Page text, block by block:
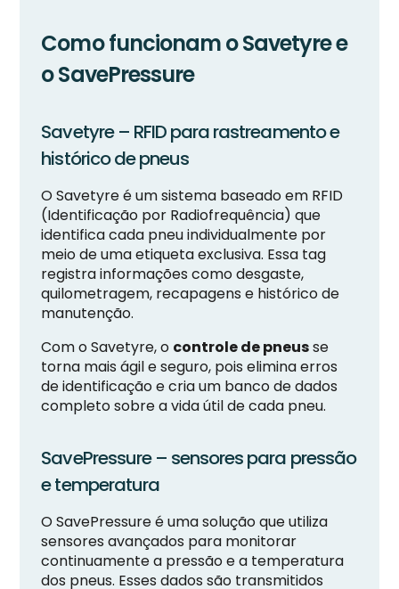
Como funcionam o Savetyre e
o SavePressure
Savetyre – RFID para rastreamento e
histórico de pneus
O Savetyre é um sistema baseado em RFID
(Identificação por Radiofrequência) que
identifica cada pneu individualmente por
meio de uma etiqueta exclusiva. Essa tag
registra informações como desgaste,
quilometragem, recapagens e histórico de
manutenção.
Com o Savetyre, o controle de pneusse
torna mais ágil e seguro, pois elimina erros
de identificação e cria um banco de dados
completo sobre a vida útil de cada pneu.
SavePressure – sensores para pressão
e temperatura
O SavePressure é uma solução que utiliza
sensores avançados para monitorar
continuamente a pressão e a temperatura
dos pneus. Esses dados são transmitidos